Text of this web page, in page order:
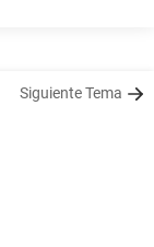
Siguiente Tema